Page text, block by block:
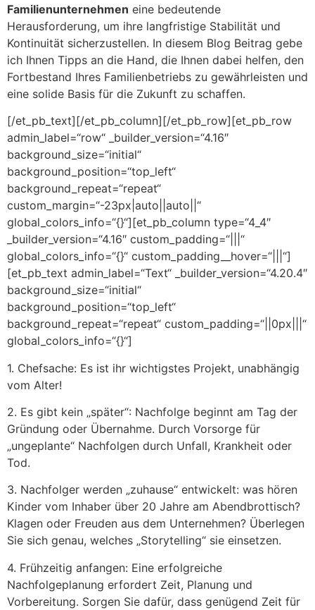
Familienunternehmen eine bedeutende
Herausforderung, um ihre langfristige Stabilität und
Kontinuität sicherzustellen. In diesem Blog Beitrag gebe
ich Ihnen Tipps an die Hand, die Ihnen dabei helfen, den
Fortbestand Ihres Familienbetriebs zu gewährleisten und
eine solide Basis für die Zukunft zu schaffen.
[/et_pb_text][/et_pb_column][/et_pb_row][et_pb_row
admin_label=“row“ _builder_version=“4.16″
background_size=“initial“
background_position=“top_left“
background_repeat=“repeat“
custom_margin=“-23px|auto||auto||“
global_colors_info=“{}“][et_pb_column type=“4_4″
_builder_version=“4.16″ custom_padding=“|||“
global_colors_info=“{}“ custom_padding__hover=“|||“]
[et_pb_text admin_label=“Text“ _builder_version=“4.20.4″
background_size=“initial“
background_position=“top_left“
background_repeat=“repeat“ custom_padding=“||0px|||“
global_colors_info=“{}“]
1. Chefsache: Es ist ihr wichtigstes Projekt, unabhängig
vom Alter!
2. Es gibt kein „später“: Nachfolge beginnt am Tag der
Gründung oder Übernahme. Durch Vorsorge für
„ungeplante“ Nachfolgen durch Unfall, Krankheit oder
Tod.
3. Nachfolger werden „zuhause“ entwickelt: was hören
Kinder vom Inhaber über 20 Jahre am Abendbrottisch?
Klagen oder Freuden aus dem Unternehmen? Überlegen
Sie sich genau, welches „Storytelling“ sie einsetzen.
4. Frühzeitig anfangen: Eine erfolgreiche
Nachfolgeplanung erfordert Zeit, Planung und
Vorbereitung. Sorgen Sie dafür, dass genügend Zeit für